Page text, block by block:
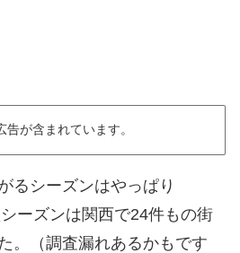
告が含まれています。
るシーズンはやっぱり
ーズンは関西で24件もの街
。（調査漏れあるかもです